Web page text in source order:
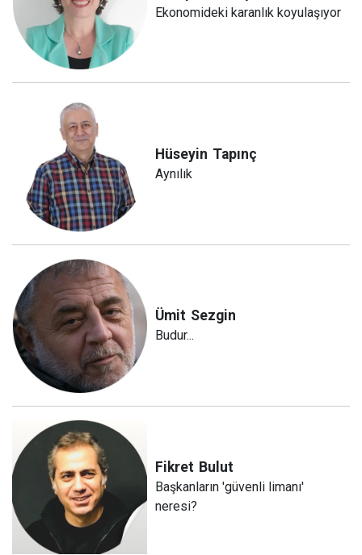
Ekonomideki karanlık koyulaşıyor
Hüseyin Tapınç
Aynılık
Ümit Sezgin
Budur...
Fikret Bulut
Başkanların 'güvenli limanı'
neresi?